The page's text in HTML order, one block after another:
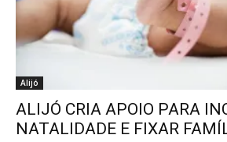
Alijó
ALIJÓ CRIA APOIO PARA
NATALIDADE E FIXAR